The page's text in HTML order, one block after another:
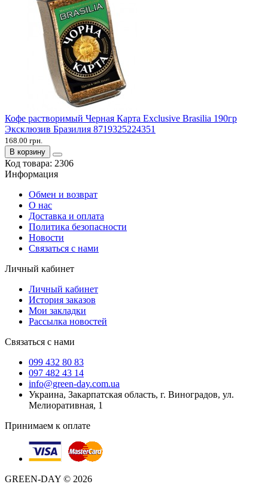
Кофе растворимый Черная Карта Exclusive Brasilia 190гр
Эксклюзив Бразилия 8719325224351
168.00 грн.
В корзину
Код товара: 2306
Информация
Обмен и возврат
О нас
Доставка и оплата
Политика безопасности
Новости
Связаться с нами
Личный кабинет
Личный кабинет
История заказов
Мои закладки
Рассылка новостей
Связаться с нами
099 432 80 83
097 482 43 14
info@green-day.com.ua
Украина, Закарпатская область, г. Виноградов, ул.
Мелиоративная, 1
Принимаем к оплате
GREEN-DAY © 2026